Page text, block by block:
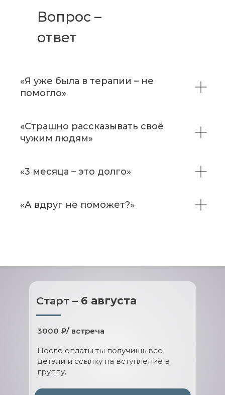
Вопрос –
ответ
«Я уже была в терапии – не
помогло»
«Страшно рассказывать своё
чужим людям»
«3 месяца – это долго»
«А вдруг не поможет?»
Старт – 6 августа
3000 ₽/ встреча
После оплаты ты получишь все
детали и ссылку на вступление в
группу.